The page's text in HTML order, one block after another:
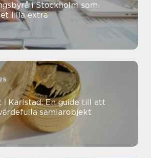
i Stockholm som
lilla extra
i Karlstad: En guide till att
samlarobjekt